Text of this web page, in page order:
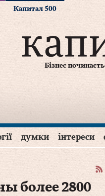
Капитал 500
Бізнес
думки інтереси
более 2800